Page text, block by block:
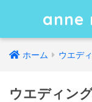
anne
ホーム ウエデ
ウエディン